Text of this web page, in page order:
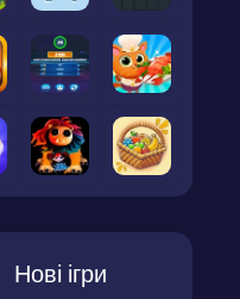
Нові ігри